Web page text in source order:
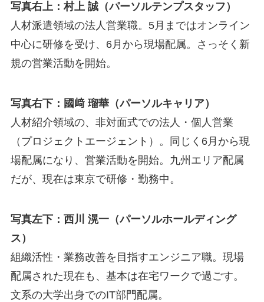
写真右上：村上 誠（パーソルテンプスタッフ）
人材派遣領域の法人営業職。5月まではオンライン
中心に研修を受け、6月から現場配属。さっそく新
規の営業活動を開始。
写真右下：國﨑 瑠華（パーソルキャリア）
人材紹介領域の、非対面式での法人・個人営業
（プロジェクトエージェント）。同じく6月から現
場配属になり、営業活動を開始。九州エリア配属
だが、現在は東京で研修・勤務中。
写真左下：西川 滉一（パーソルホールディング
ス）
組織活性・業務改善を目指すエンジニア職。現場
配属された現在も、基本は在宅ワークで過ごす。
文系の大学出身でのIT部門配属。